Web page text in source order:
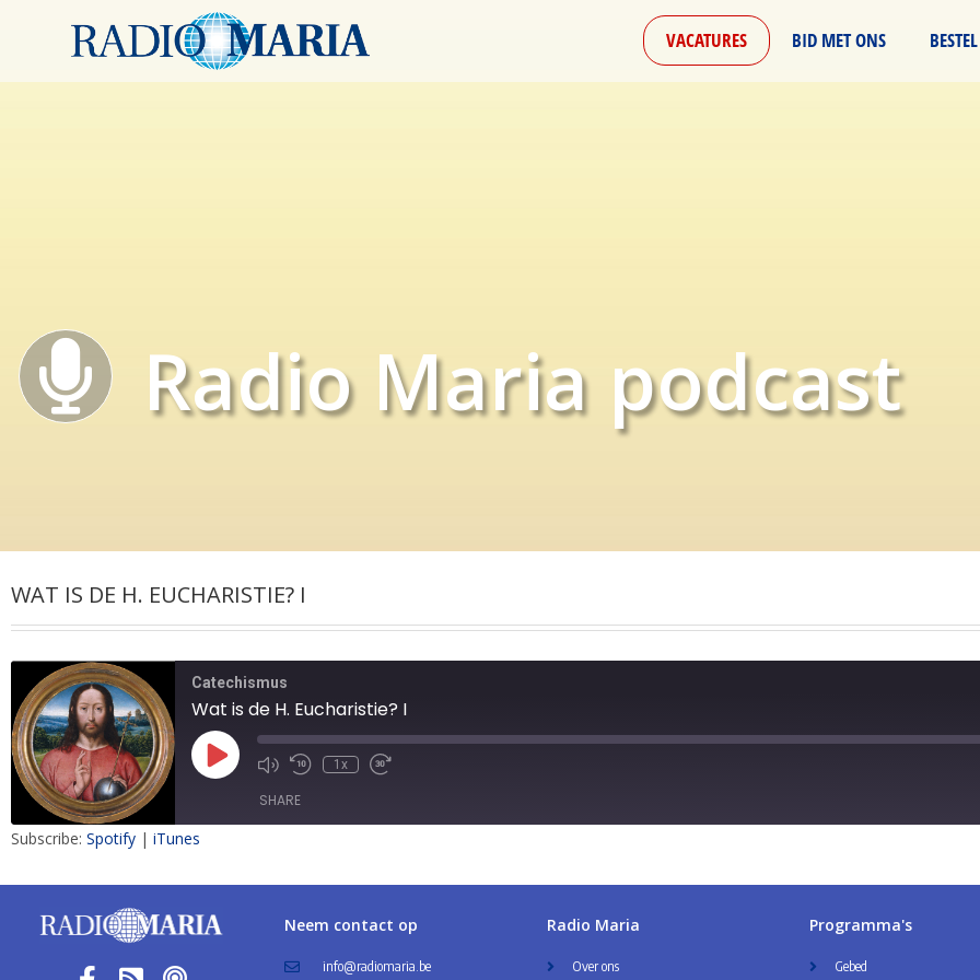
VACATURES BID MET ONS BESTEL
Radio Maria podcast
WAT IS DE H. EUCHARISTIE? I
Catechismus
Wat is de H. Eucharistie? I
1x
SHARE
LINK
Subscribe: Spotify | iTunes
Neem contact op
info@radiomaria.be
Radio Maria
Over ons
Programma's
Gebed